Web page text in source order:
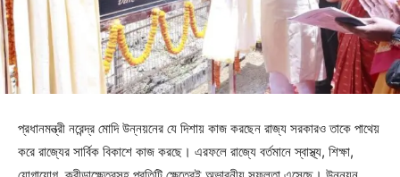
প্রধানমন্ত্রী নরেন্দ্র মোদি উন্নয়নের যে দিশায় কাজ করছেন রাজ্য সরকারও তাকে পাথেয়
করে রাজ্যের সার্বিক বিকাশে কাজ করছে। এরফলে রাজ্যে বর্তমানে স্বাস্থ্য, শিক্ষা,